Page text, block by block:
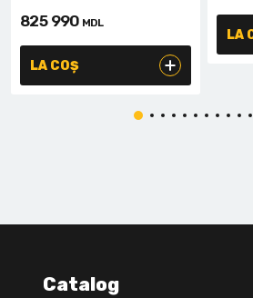
825 990 MDL
LA COȘ
LA
Catalog